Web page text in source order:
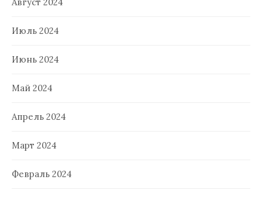
Июль 2024
Июнь 2024
Май 2024
Апрель 2024
Март 2024
Февраль 2024